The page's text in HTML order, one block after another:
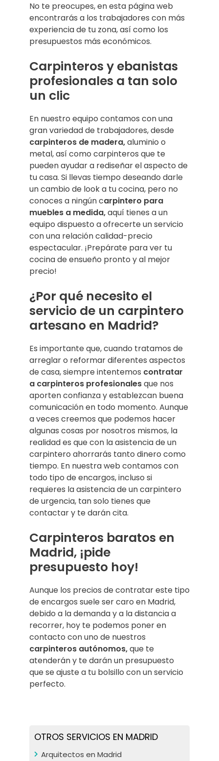
No te preocupes, en esta página web
encontrarás a los trabajadores con más
experiencia de tu zona, así como los
presupuestos más económicos.
Carpinteros y ebanistas
profesionales a tan solo
un clic
En nuestro equipo contamos con una
gran variedad de trabajadores, desde
carpinteros de madera,aluminio o
metal, así como carpinteros que te
pueden ayudar a rediseñar el aspecto de
tu casa. Si llevas tiempo deseando darle
un cambio de look a tu cocina, pero no
conoces a ningún carpintero para
muebles a medida,aquí tienes a un
equipo dispuesto a ofrecerte un servicio
con una relación calidad-precio
espectacular. ¡Prepárate para ver tu
cocina de ensueño pronto y al mejor
precio!
¿Por qué necesito el
servicio de un carpintero
artesano en Madrid?
Es importante que, cuando tratamos de
arreglar o reformar diferentes aspectos
de casa, siempre intentemos contratar
a carpinteros profesionalesque nos
aporten confianza y establezcan buena
comunicación en todo momento. Aunque
a veces creemos que podemos hacer
algunas cosas por nosotros mismos, la
realidad es que con la asistencia de un
carpintero ahorrarás tanto dinero como
tiempo. En nuestra web contamos con
todo tipo de encargos, incluso si
requieres la asistencia de un carpintero
de urgencia, tan solo tienes que
contactar y te darán cita.
Carpinteros baratos en
Madrid, ¡pide
presupuesto hoy!
Aunque los precios de contratar este tipo
de encargos suele ser caro en Madrid,
debido a la demanda y a la distancia a
recorrer, hoy te podemos poner en
contacto con uno de nuestros
carpinteros autónomos,que te
atenderán y te darán un presupuesto
que se ajuste a tu bolsillo con un servicio
perfecto.
OTROS SERVICIOS EN MADRID
Arquitectos en Madrid